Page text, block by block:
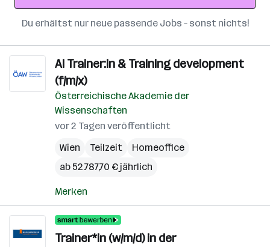
Du erhältst nur neue passende Jobs – sonst nichts!
AI Trainer:in & Training development
(f/m/x)
Österreichische Akademie der
Wissenschaften
vor 2 Tagen veröffentlicht
Wien
Teilzeit
Homeoffice
ab 52.787,70 € jährlich
Merken
Trainer*in (w/m/d) in der